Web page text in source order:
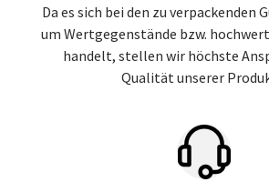
Da es sich bei den zu verpackenden
um Wertgegenstände bzw.
handelt, stellen wir höchste
Qualität unserer